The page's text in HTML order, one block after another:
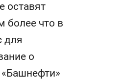
оставят
более что в
для
о
состоянием как основа
антихрупких команд